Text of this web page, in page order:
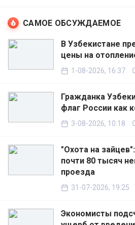
САМОЕ ОБСУЖДАЕМОЕ
В Узбекистане
цены на
1-08-2026, 16:37
Гражданка
флаг России как
3-08-2026, 10:18
"Охота на
почти 80 тысяч
проезда
31-07-2026, 19:25
Экономисты